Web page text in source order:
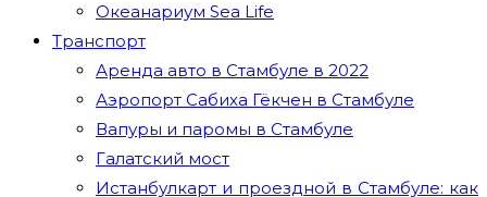
Океанариум Sea Life
Транспорт
Аренда авто в Стамбуле в 2022
Аэропорт Сабиха Гёкчен в Стамбуле
Вапуры и паромы в Стамбуле
Галатский мост
Истанбулкарт и проездной в Стамбуле: как